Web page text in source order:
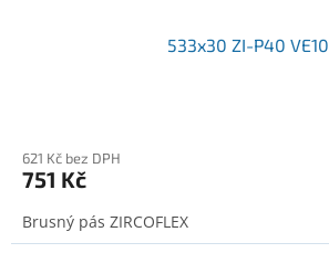
533x30 ZI-P40 VE10
621 Kč bez DPH
751 Kč
Brusný pás ZIRCOFLEX